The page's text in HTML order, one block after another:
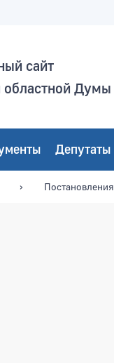
сайт
областной Думы
Депутаты
Постановления